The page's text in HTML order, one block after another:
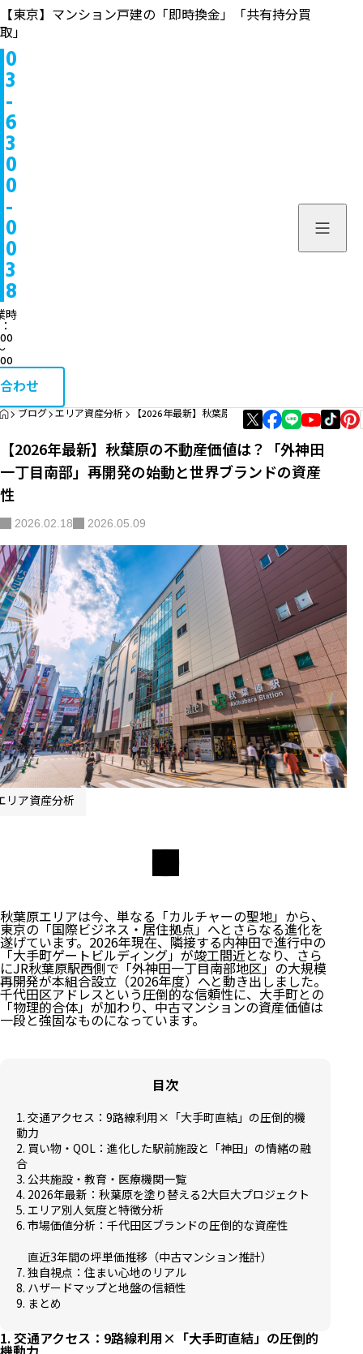
エリア資産分析
購入・リノベガイド
【東京】マンション戸建の「即時換金」「共有持分買
取」
0
3
-
6
3
0
0
-
0
0
3
8
時
わせ
HOME
ブログ エリア資産分析 【2026年最新】秋葉原の不動産価値は？「外神田
【2026年最新】秋葉原の不動産価値は？「外神田
一丁目南部」再開発の始動と世界ブランドの資産
性
2026.02.18 2026.05.09
リア資産分析
秋葉原エリアは今、単なる「カルチャーの聖地」から、
東京の「国際ビジネス・居住拠点」へとさらなる進化を
遂げています。2026年現在、隣接する内神田で進行中の
「大手町ゲートビルディング」が竣工間近となり、さら
にJR秋葉原駅西側で「外神田一丁目南部地区」の大規模
再開発が本組合設立（2026年度）へと動き出しました。
千代田区アドレスという圧倒的な信頼性に、大手町との
「物理的合体」が加わり、中古マンションの資産価値は
一段と強固なものになっています。
目次
1. 交通アクセス：9路線利用×「大手町直結」の圧倒的機
動力
2. 買い物・QOL：進化した駅前施設と「神田」の情緒の融
合
3. 公共施設・教育・医療機関一覧
4. 2026年最新：秋葉原を塗り替える2大巨大プロジェクト
5. エリア別人気度と特徴分析
6. 市場価値分析：千代田区ブランドの圧倒的な資産性
直近3年間の坪単価推移（中古マンション推計）
7. 独自視点：住まい心地のリアル
8. ハザードマップと地盤の信頼性
9. まとめ
1. 交通アクセス：9路線利用×「大手町直結」の圧倒的